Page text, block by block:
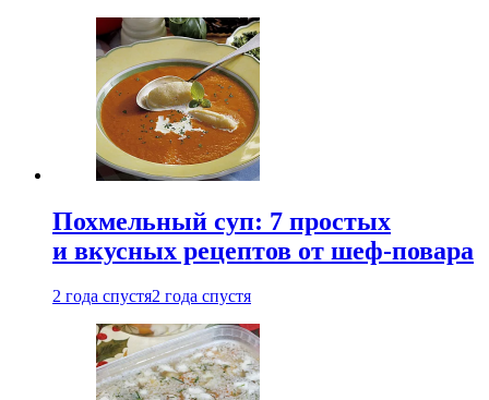
Похмельный суп: 7 простых
и вкусных рецептов от шеф-повара
2 года спустя2 года спустя